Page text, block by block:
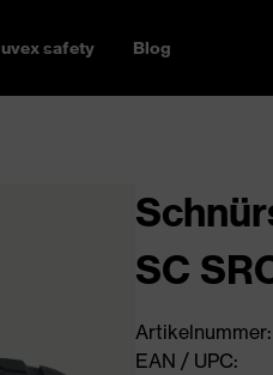
uvex safety Blog
SC
Artikelnummer:
EAN / UPC: